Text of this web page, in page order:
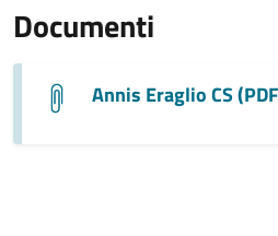
Documenti
Annis Eraglio CS